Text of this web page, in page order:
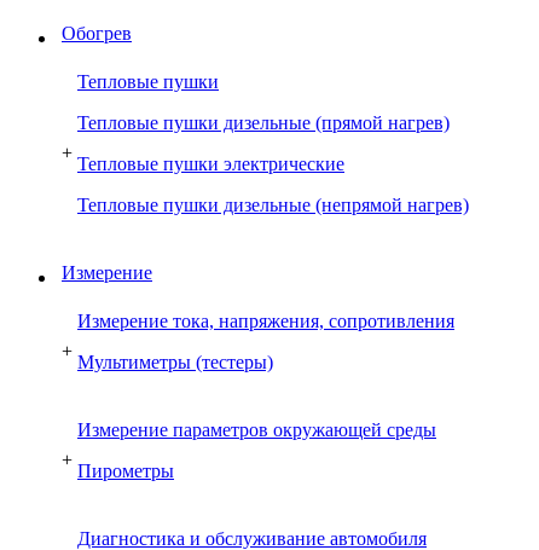
Обогрев
+
Тепловые пушки
Тепловые пушки дизельные (прямой нагрев)
Тепловые пушки электрические
Тепловые пушки дизельные (непрямой нагрев)
Измерение
+
Измерение тока, напряжения, сопротивления
Мультиметры (тестеры)
+
Измерение параметров окружающей среды
Пирометры
Диагностика и обслуживание автомобиля